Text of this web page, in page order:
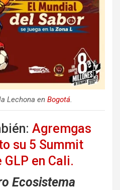
Lechona en Bogotá.
Agremgas
su 5 Summit
en Cali.
Ecosistema